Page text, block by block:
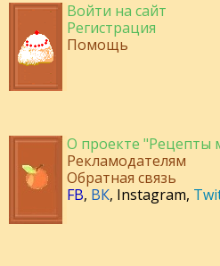
Войти на сайт
Регистрация
Помощь
О проекте "Рецепты
Рекламодателям
Обратная связь
FB, ВК, Instagram,